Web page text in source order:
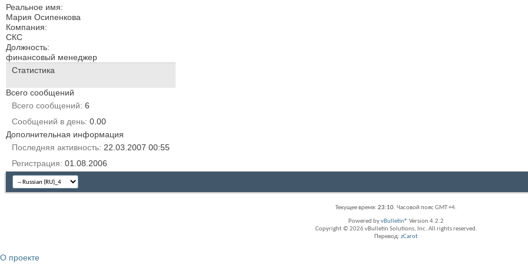
Реальное имя:
Мария Осипенкова
Компания:
СКС
Должность:
финансовый менеджер
Статистика
Всего сообщений
Всего сообщений 6
Сообщений в день 0.00
Дополнительная информация
Последняя активность 22.03.2007 00:55
Регистрация 01.08.2006
Текущее время: 23:10. Часовой пояс GMT +4.
Powered byvBulletin® Version 4.2.2
Copyright © 2026 vBulletin Solutions, Inc. All rights reserved.
Перевод: zCarot
О проекте